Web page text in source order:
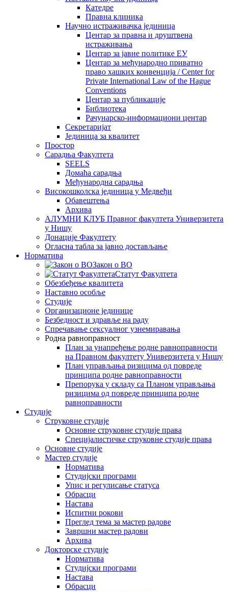
Катедре
Правна клиника
Научно истраживачка јединица
Центар за правна и друштвена
истраживања
Центар за јавне политике ЕУ
Центар за међународно приватно
право хашких конвенција / Center for
Private International Law of the Hague
Conventions
Центар за публикације
Библиотека
Рачунарско-информациони центар
Секретаријат
Јединица за квалитет
Простор
Сарадња Факултета
SEELS
Домаћа сарадња
Међународна сарадња
Високошколска јединица у Медвеђи
Обавештења
Архива
АЛУМНИ КЛУБ Правног факултета Универзитета
у Нишу
Донације Факултету
Огласна табла за јавно достављање
Норматива
Закон о ВО
Статут Факултета
Обезбеђење квалитета
Наставно особље
Студије
Организационе јединице
Безбедност и здравље на раду
Спречавање сексуалног узнемиравања
Родна равноправност
План за унапређење родне равноправности
на Правном факултету Универзитета у Нишу
План управљања ризицима од повреде
принципа родне равноправности
Препорука у складу са Планом управљања
ризицима од повреде принципа родне
равноправности
Студије
Струковне студије
Основне струковне студије права
Специјалистичке струковне студије права
Основне студије
Мастер студије
Норматива
Студијски програми
Упис и регулисање статуса
Обрасци
Настава
Испитни рокови
Преглед тема за мастер радове
Завршни мастер радови
Архива
Докторске студије
Норматива
Студијски програми
Настава
Обрасци